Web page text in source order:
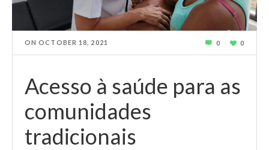
ONOCTOBER 18, 2021 0 0
Acesso à saúde para as
comunidades
tradicionais